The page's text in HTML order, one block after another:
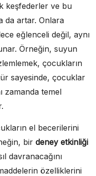
keşfederler ve bu
da artar. Onlara
eğlenceli değil, aynı
Örneğin, suyun
çocukların
sayesinde, çocuklar
zamanda temel
el becerilerini
bir deney etkinliği
davranacağını
özelliklerini